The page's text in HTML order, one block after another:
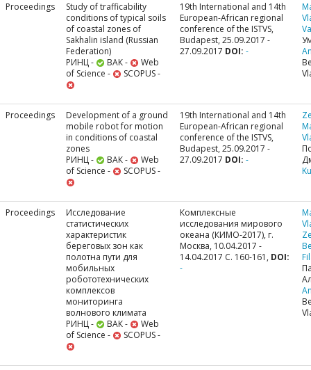
Proceedings
Study of trafficability
conditions of typical soils
of coastal zones of
Sakhalin island (Russian
Federation)
РИНЦ -
ВАК -
Web
of Science -
SCOPUS -
19th International and 14th
European-African regional
conference of the ISTVS,
Budapest, 25.09.2017 -
27.09.2017 DOI: -
Proceedings
Development of a ground
mobile robot for motion
in conditions of coastal
zones
РИНЦ -
ВАК -
Web
of Science -
SCOPUS -
19th International and 14th
European-African regional
conference of the ISTVS,
Budapest, 25.09.2017 -
27.09.2017 DOI: -
Proceedings
Исследование
статистических
характеристик
береговых зон как
полотна пути для
мобильных
робототехнических
комплексов
мониторинга
волнового климата
РИНЦ -
ВАК -
Web
of Science -
SCOPUS -
Комплексные
исследования мирового
океана (КИМО-2017), г.
Москва, 10.04.2017 -
14.04.2017 С. 160-161, DOI:
-